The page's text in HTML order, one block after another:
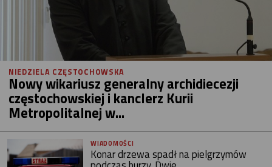
NIEDZIELA CZĘSTOCHOWSKA
Nowy wikariusz generalny archidiecezji
częstochowskiej i kanclerz Kurii
Metropolitalnej w...
WIADOMOŚCI
Konar drzewa spadł na pielgrzymów